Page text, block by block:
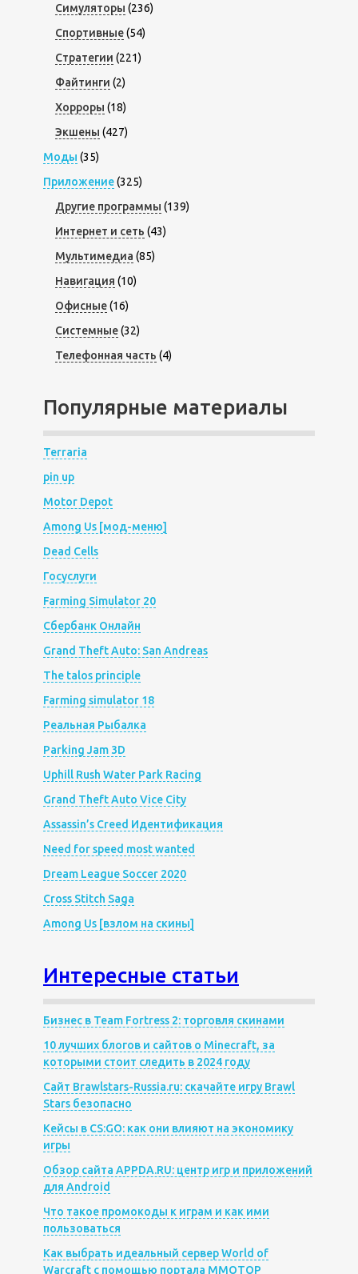
Симуляторы (236)
Спортивные(54)
Стратегии (221)
Файтинги (2)
Хорроры (18)
Экшены (427)
Моды (35)
Приложение(325)
Другие программы (139)
Интернет и сеть (43)
Мультимедиа (85)
Навигация (10)
Офисные(16)
Системные(32)
Телефонная часть (4)
Популярные материалы
Terraria
pin up
Motor Depot
Among Us [мод-меню]
Dead Cells
Госуслуги
Farming Simulator 20
Сбербанк Онлайн
Grand Theft Auto: San Andreas
The talos principle
Farming simulator 18
Реальная Рыбалка
Parking Jam 3D
Uphill Rush Water Park Racing
Grand Theft Auto Vice City
Assassin’s Creed Идентификация
Need for speed most wanted
Dream League Soccer 2020
Cross Stitch Saga
Among Us [взлом на скины]
Интересные статьи
Бизнес в Team Fortress 2: торговля скинами
10 лучших блогов и сайтов о Minecraft, за
которыми стоит следить в 2024 году
Сайт Brawlstars-Russia.ru: скачайте игру Brawl
Stars безопасно
Кейсы в CS:GO: как они влияют на экономику
игры
Обзор сайта APPDA.RU: центр игр и приложений
для Android
Что такое промокоды к играм и как ими
пользоваться
Как выбрать идеальный сервер World of
Warcraft с помощью портала MMOTOP